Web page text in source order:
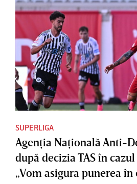
SUPERLIGA
Agenţia Naţională Anti-
după decizia TAS în
„Vom asigura punerea în